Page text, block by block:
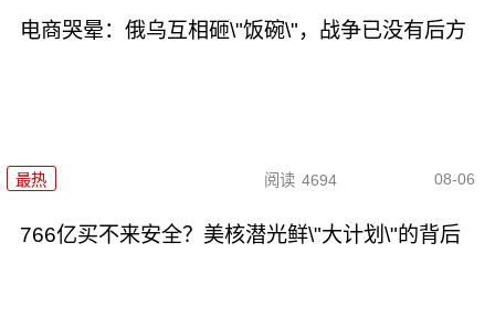
电商哭晕：俄乌互相砸\"饭碗\"，战争已没有后方
最热 阅读 4694 08-06
766亿买不来安全？美核潜光鲜\"大计划\"的背后